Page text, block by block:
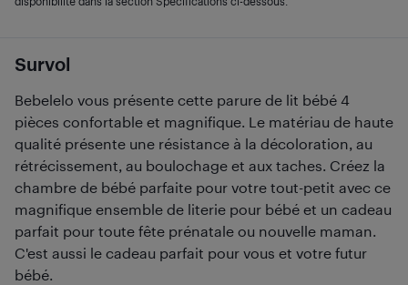
Survol
Bebelelo vous présente cette parure de lit bébé 4
pièces confortable et magnifique. Le matériau de haute
qualité présente une résistance à la décoloration, au
rétrécissement, au boulochage et aux taches. Créez la
chambre de bébé parfaite pour votre tout-petit avec ce
magnifique ensemble de literie pour bébé et un cadeau
parfait pour toute fête prénatale ou nouvelle maman.
C'est aussi le cadeau parfait pour vous et votre futur
bébé.